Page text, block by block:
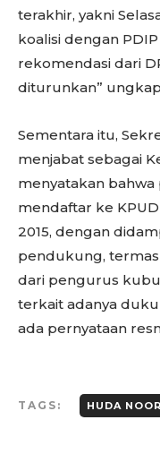
terakhir, yakni
koalisi dengan
rekomendasi dari
diturunkan”
Sementara itu,
menjabat sebagai
menyatakan
mendaftar ke
2015, dengan
pendukung,
dari pengurus
terkait adanya
ada pernyataan
TAGS: HUDA NOOR